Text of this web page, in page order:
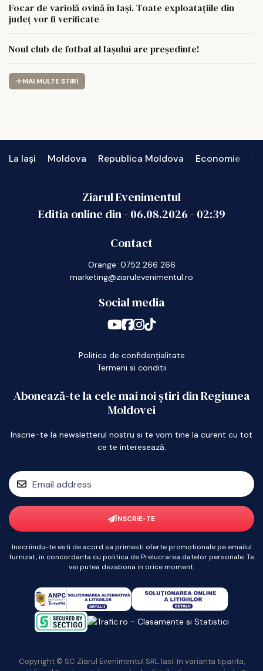
Focar de variolă ovină în Iași. Toate exploatațiile din
județ vor fi verificate
Noul club de fotbal al Iașului are președinte!
MAI MULTE STIRI
La Iași Moldova Republica Moldova Economie
Ziarul Evenimentul
Editia online din - 06.08.2026- 02:39
Contact
Orange: 0752 266 266
marketing@ziarulevenimentul.ro
Social media
Politica de confidențialitate
Termeni si conditii
Abonează-te la cele mai noi știri din Regiunea
Moldovei
Inscrie-te la newsletterul nostru si te vom tine la curent cu tot
ce te interesează.
ÎNSCRIE-TE
Inscriindu-te esti de acord sa primesti oferte promotionale pe emailul
furnizat, in concordanta cu politica de Prelucrarea datelor personale. Te
vei putea dezabona in orice moment.
Copyright © SC Ziarul Evenimentul SRL Iasi. In varianta tiparita,